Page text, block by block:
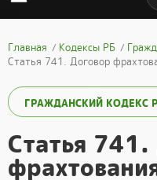
Главная Кодексы РБ
Статья 741. Договор
ГРАЖДАНСКИЙ КОДЕКС
Статья